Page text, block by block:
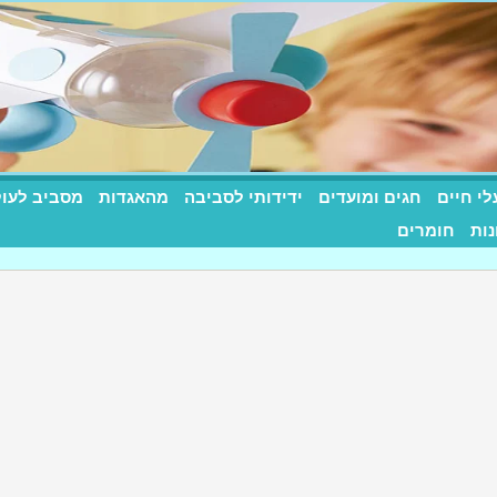
שילדים אוהבים
חיים חגים ומועדים ידידותי לסביבה מהאגדות מסביב
חומרים